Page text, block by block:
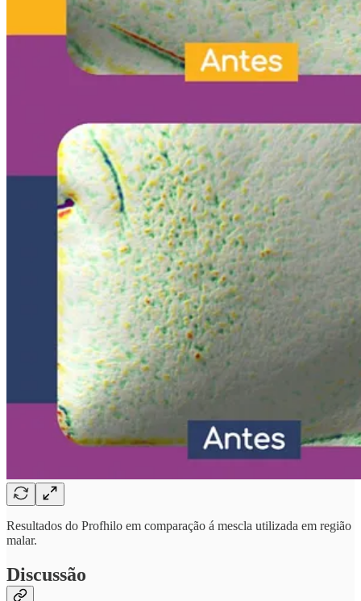
Resultados do Profhilo em comparação á mescla utilizada em região
malar.
Discussão